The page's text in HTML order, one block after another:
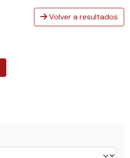
Volver a resultados